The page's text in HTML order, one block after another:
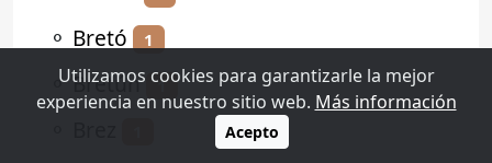
⚬ Bretó 1
⚬Bretún 1
Utilizamos cookies para garantizarle la mejor
experiencia en nuestro sitio web. Más información
Acepto